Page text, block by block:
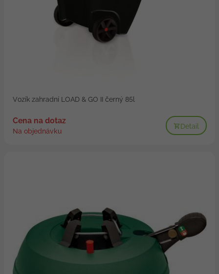
Vozík zahradní LOAD & GO II černý 85l
Cena na dotaz
Na objednávku
Detail